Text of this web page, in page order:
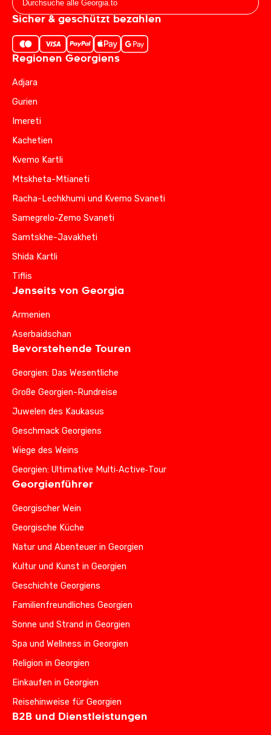
Sicher & geschützt bezahlen
Regionen Georgiens
Adjara
Gurien
Imereti
Kachetien
Kvemo Kartli
Mtskheta-Mtianeti
Racha-Lechkhumi und Kvemo Svaneti
Samegrelo-Zemo Svaneti
Samtskhe-Javakheti
Shida Kartli
Tiflis
Jenseits von Georgia
Armenien
Aserbaidschan
Bevorstehende Touren
Georgien: Das Wesentliche
Große Georgien-Rundreise
Juwelen des Kaukasus
Geschmack Georgiens
Wiege des Weins
Georgien: Ultimative Multi‑Active‑Tour
Georgienführer
Georgischer Wein
Georgische Küche
Natur und Abenteuer in Georgien
Kultur und Kunst in Georgien
Geschichte Georgiens
Familienfreundliches Georgien
Sonne und Strand in Georgien
Spa und Wellness in Georgien
Religion in Georgien
Einkaufen in Georgien
Reisehinweise für Georgien
B2B und Dienstleistungen